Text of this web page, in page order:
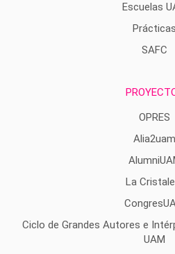
Escuelas
Prácticas
SAFC
OPRES
Alia2uam
La
Ciclo de Grandes Autores e
UAM